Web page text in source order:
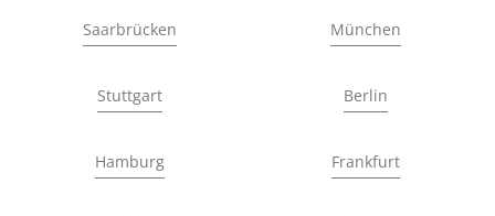
Saarbrücken München
Stuttgart Berlin
Hamburg Frankfurt